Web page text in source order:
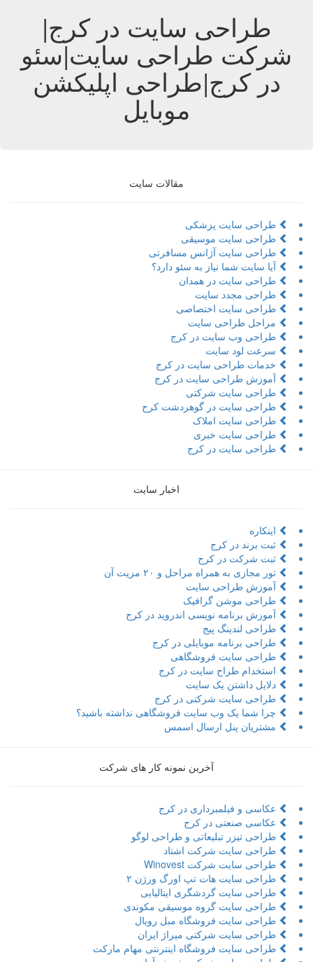
طراحی سایت در کرج|
شرکت طراحی سایت|سئو
در کرج|طراحی اپلیکشن
موبایل
مقالات سایت
طراحی سایت پزشکی
طراحی سایت موسیقی
طراحی سایت آژانس مسافرتی
آیا سایت شما نیاز به سئو دارد؟
طراحی سایت در همدان
طراحی مجدد سایت
طراحی سایت اختصاصی
مراحل طراحی سایت
طراحی وب سایت در کرج
سرعت لود سایت
خدمات طراحی سایت در کرج
آموزش طراحی سایت در کرج
طراحی سایت شرکتی
طراحی سایت در گوهردشت کرج
طراحی سایت املاک
طراحی سایت خبری
طراحی سایت در کرج
اخبار سایت
اینکاره
ثبت برند در کرج
ثبت شرکت در کرج
تور مجازی به همراه مراحل و ۲۰ مزیت آن
آموزش طراحی سایت
طراحی موشن گرافیک
آموزش برنامه نویسی اندروید در کرج
طراحی لندینگ پیج
طراحی برنامه موبایلی در کرج
طراحی سایت فروشگاهی
استخدام طراح سایت در کرج
دلایل داشتن یک سایت
طراحی سایت شرکتی در کرج
چرا شما یک وب سایت فروشگاهی نداشته باشید؟
مشتریان پنل ارسال اسمس
آخرین نمونه کار های شرکت
عکاسی و فیلمبرداری در کرج
عکاسی صنعتی در کرج
طراحی تیزر تبلیعاتی و طراحی لوگو
طراحی سایت شرکت اشتاد
طراحی سایت شرکت Winovest
طراحی سایت هات تپ اورگ ورژن ۲
طراحی سایت گردشگری ایتالیایی
طراحی سایت گروه موسیقی مکوندی
طراحی سایت فروشگاه مبل رویال
طراحی سایت شرکتی میراژ ایران
طراحی سایت فروشگاه اینترنتی مهام مارکت